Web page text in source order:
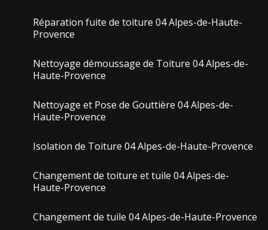
Réparation fuite de toiture 04 Alpes-de-Haute-
Provence
Nettoyage démoussage de Toiture 04 Alpes-de-
Haute-Provence
Nettoyage et Pose de Gouttière 04 Alpes-de-
Haute-Provence
Isolation de Toiture 04 Alpes-de-Haute-Provence
Changement de toiture et tuile 04 Alpes-de-
Haute-Provence
Changement de tuile 04 Alpes-de-Haute-Provence